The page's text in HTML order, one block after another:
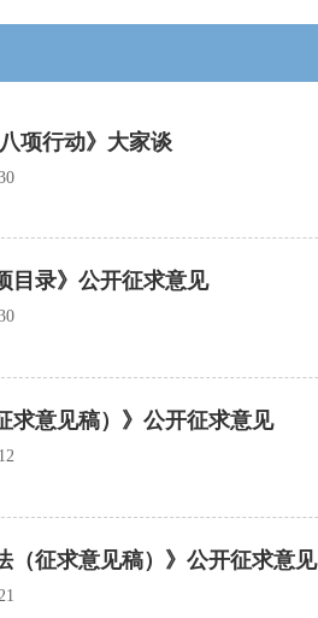
项行动》大家谈
目录》公开征求意见
求意见稿）》公开征求意见
（征求意见稿）》公开征求意见